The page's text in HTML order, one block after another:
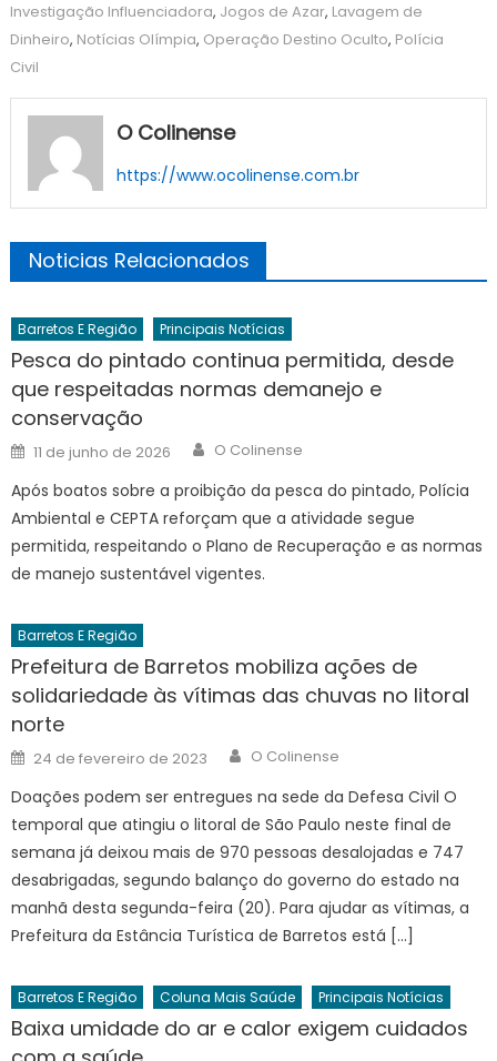
Investigação Influenciadora, Jogos de Azar, Lavagem de
Dinheiro, Notícias Olímpia, Operação Destino Oculto, Polícia
Civil
O Colinense
https://www.ocolinense.com.br
Noticias Relacionados
Barretos E Região Principais Notícias
Pesca do pintado continua permitida, desde
que respeitadas normas demanejo e
conservação
Posted
on
11 de junho de 2026 Author
O Colinense
Após boatos sobre a proibição da pesca do pintado, Polícia
Ambiental e CEPTA reforçam que a atividade segue
permitida, respeitando o Plano de Recuperação e as normas
de manejo sustentável vigentes.
Barretos E Região
Prefeitura de Barretos mobiliza ações de
solidariedade às vítimas das chuvas no litoral
norte
Posted
on
24 de fevereiro de 2023 Author
O Colinense
Doações podem ser entregues na sede da Defesa Civil O
temporal que atingiu o litoral de São Paulo neste final de
semana já deixou mais de 970 pessoas desalojadas e 747
desabrigadas, segundo balanço do governo do estado na
manhã desta segunda-feira (20). Para ajudar as vítimas, a
Prefeitura da Estância Turística de Barretos está […]
Barretos E Região Coluna Mais Saúde Principais Notícias
Baixa umidade do ar e calor exigem cuidados